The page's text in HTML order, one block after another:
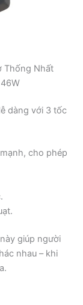
Thống Nhất
dàng với 3 tốc
cho phép
giúp người
nhau – khi